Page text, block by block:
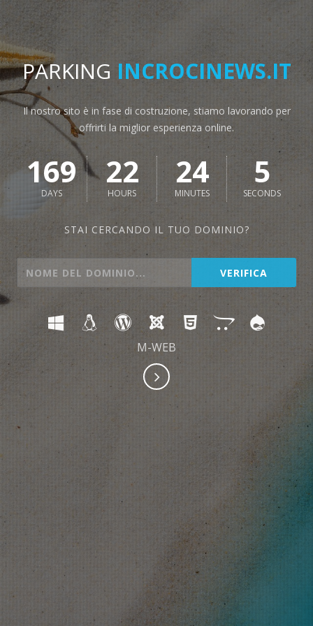
PARKINGINCROCINEWS.IT
Il nostro sito è in fase di costruzione, stiamo lavorando per
offrirti la miglior esperienza online.
169
DAYS
22
HOURS
24
MINUTES
5
SECONDS
STAI CERCANDO IL TUO DOMINIO?
M-WEB